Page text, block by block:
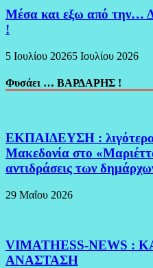
Μέσα και εξω από
!
5 Ιουλίου 20265 Ιουλίου 2026
Φυσάει … ΒΑΡΔΑΡΗΣ !
ΕΚΠΑΙΔΕΥΣΗ : λιγότερα
Μακεδονία στο
αντιδράσεις των
29 Μαΐου 2026
VIMATHESS-NEWS
ΑΝΑΣΤΑΣΗ